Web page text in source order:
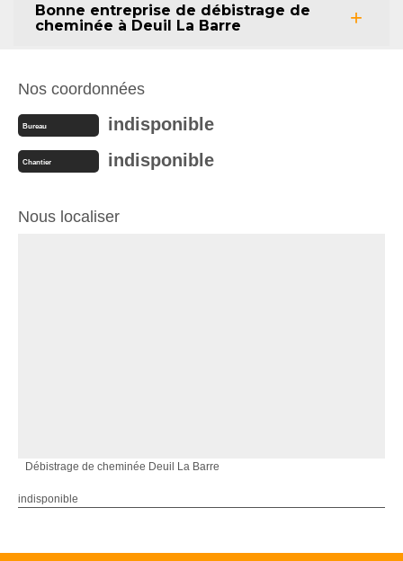
Bonne entreprise de débistrage de
cheminée à Deuil La Barre
Nos coordonnées
Bureau indisponible
Chantier indisponible
Nous localiser
Débistrage de cheminée Deuil La Barre
indisponible